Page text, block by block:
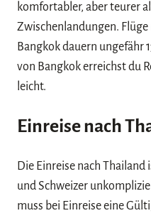
komfortabler, aber teurer
Zwischenlandungen.
Bangkok dauern ungefähr
von Bangkok erreichst du
leicht.
Einreise nach
Die Einreise nach
und Schweizer
muss bei Einreise eine